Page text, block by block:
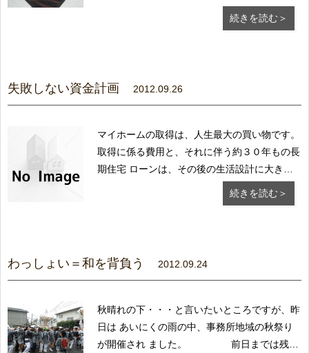
めにかけて疲れや不調が でてくる人が多いよ
うです。 これらは、 ・夏の暑さによる疲労
は、...
続きを読む＞
失敗しない資金計画 2012.09.26
マイホームの取得は、人生最大の買い物です。
取得に係る費用と、それに伴う約３０年もの長
期住宅 ローンは、その後の生活設計に大きな
影響を与えます。 終身雇用制度の崩壊やリス
トラによる減収、退職金の 削減、または公的
金計...
続きを読む＞
わっしょい＝和を背負う 2012.09.24
秋晴れの下・・・と言いたいところですが、昨
日は あいにくの雨の中、事務所地域の秋祭り
が開催され ました。 前日までは残暑